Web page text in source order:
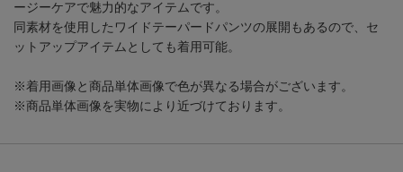
ージーケアで魅力的なアイテムです。
同素材を使用したワイドテーパードパンツの展開もあるので、セ
ットアップアイテムとしても着用可能。
※着用画像と商品単体画像で色が異なる場合がございます。
※商品単体画像を実物により近づけております。